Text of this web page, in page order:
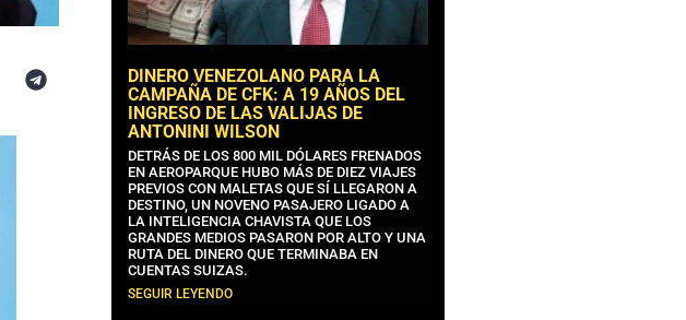
DINERO VENEZOLANO PARA LA
CAMPAÑA DE CFK: A 19 AÑOS DEL
INGRESO DE LAS VALIJAS DE
ANTONINI WILSON
DETRÁS DE LOS 800 MIL DÓLARES FRENADOS
EN AEROPARQUE HUBO MÁS DE DIEZ VIAJES
PREVIOS CON MALETAS QUE SÍ LLEGARON A
DESTINO, UN NOVENO PASAJERO LIGADO A
LA INTELIGENCIA CHAVISTA QUE LOS
GRANDES MEDIOS PASARON POR ALTO Y UNA
RUTA DEL DINERO QUE TERMINABA EN
CUENTAS SUIZAS.
SEGUIR LEYENDO